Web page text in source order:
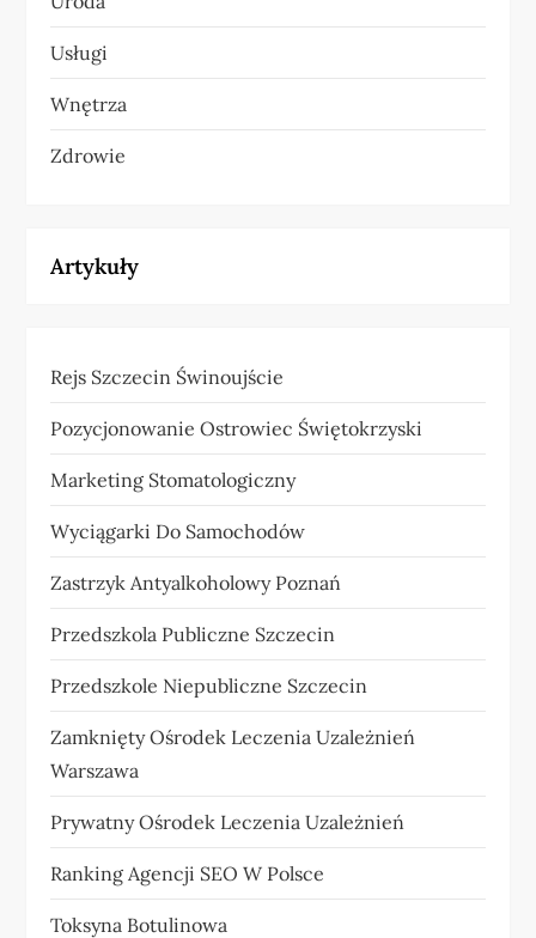
Usługi
Wnętrza
Zdrowie
Artykuły
Rejs Szczecin Świnoujście
Pozycjonowanie Ostrowiec Świętokrzyski
Marketing Stomatologiczny
Wyciągarki Do Samochodów
Zastrzyk Antyalkoholowy Poznań
Przedszkola Publiczne Szczecin
Przedszkole Niepubliczne Szczecin
Zamknięty Ośrodek Leczenia Uzależnień
Warszawa
Prywatny Ośrodek Leczenia Uzależnień
Ranking Agencji SEO W Polsce
Toksyna Botulinowa